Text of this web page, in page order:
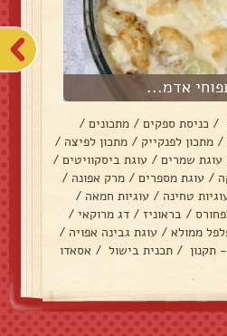
אדמ...
/ כניסת ספקים / מתכונים /
/ מתכון לפנקייק / מתכון לפיצה /
עוגת שמרים / עוגת ביסקוויטים /
/ עוגת מספרים / מרק אפונה /
טחינה / עוגיות חמאה /
/ בראוניז / דג מרוקאי /
ממולא / עוגת גבינה אפויה /
תקנון / תכנית בישול / אסאדו